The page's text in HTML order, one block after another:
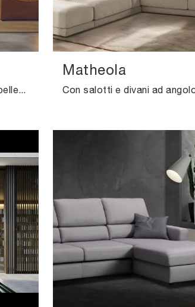
Cerchi salotti e divani Calia in pelle? Clicca e ottieni informazioni sul modello Zip Relax per spazi design.
Matheola